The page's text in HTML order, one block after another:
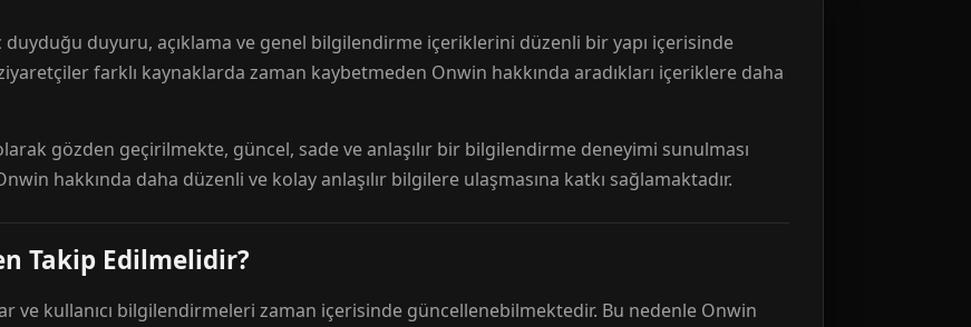
duyduğu duyuru, açıklama ve genel bilgilendirme içeriklerini düzenli bir yapı içerisinde
ziyaretçiler farklı kaynaklarda zaman kaybetmeden Onwin hakkında aradıkları içeriklere daha
gözden geçirilmekte, güncel, sade ve anlaşılır bir bilgilendirme deneyimi sunulması
hakkında daha düzenli ve kolay anlaşılır bilgilere ulaşmasına katkı sağlamaktadır.
Takip Edilmelidir?
ve kullanıcı bilgilendirmeleri zaman içerisinde güncellenebilmektedir. Bu nedenle Onwin